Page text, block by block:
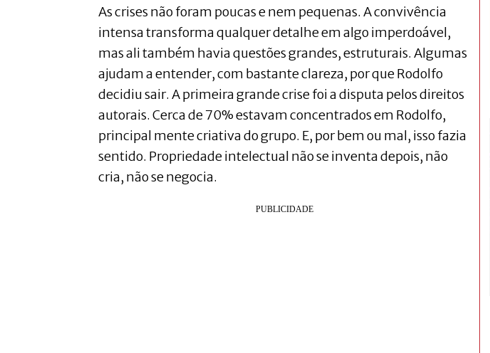
As crises não foram poucas e nem pequenas. A convivência
intensa transforma qualquer detalhe em algo imperdoável,
mas ali também havia questões grandes, estruturais. Algumas
ajudam a entender, com bastante clareza, por que Rodolfo
decidiu sair. A primeira grande crise foi a disputa pelos direitos
autorais. Cerca de 70% estavam concentrados em Rodolfo,
principal mente criativa do grupo. E, por bem ou mal, isso fazia
sentido. Propriedade intelectual não se inventa depois, não
cria, não se negocia.